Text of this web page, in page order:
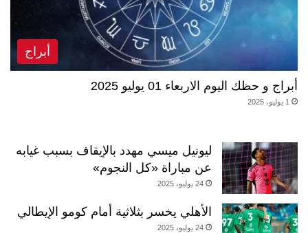
أبراج
أبراج و حظك اليوم الاربعاء 01 يوليو 2025
1 يوليو، 2025
ليونيل ميسي مهدد بالإيقاف بسبب غيابه
عن مباراة «كل النجوم»
24 يوليو، 2025
الأهلي يخسر بثلاثية أمام كومو الإيطالي
24 يوليو، 2025